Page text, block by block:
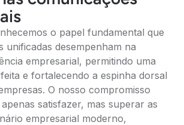
o papel fundamental que
unificadas desempenham na
empresarial, permitindo uma
e fortalecendo a espinha dorsal
O nosso compromisso
satisfazer, mas superar as
empresarial moderno,